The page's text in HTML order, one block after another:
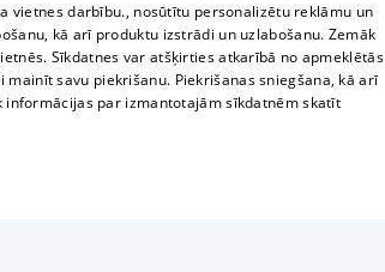
vietnes darbību., nosūtītu personalizētu reklāmu un
kā arī produktu izstrādi un uzlabošanu. Zemāk
Sīkdatnes var atšķirties atkarībā no apmeklētās
savu piekrišanu. Piekrišanas sniegšana, kā arī
par izmantotajām sīkdatnēm skatīt